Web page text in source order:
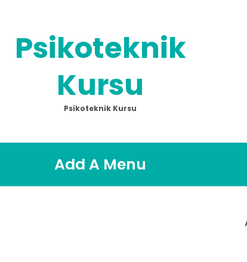
Psikoteknik
Kursu
Psikoteknik Kursu
Add A Menu